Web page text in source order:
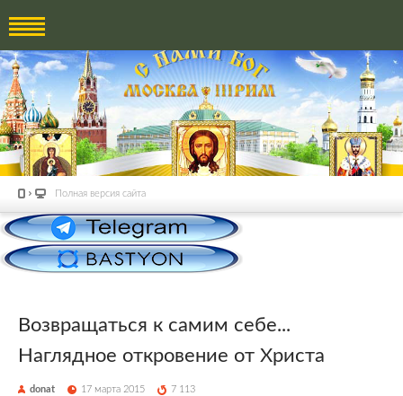
Полная версия сайта
Возвращаться к самим себе...
Наглядное откровение от Христа
donat 17 марта 2015 7 113